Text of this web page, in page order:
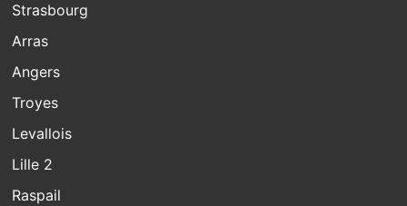
Strasbourg
Arras
Angers
Troyes
Levallois
Lille 2
Raspail